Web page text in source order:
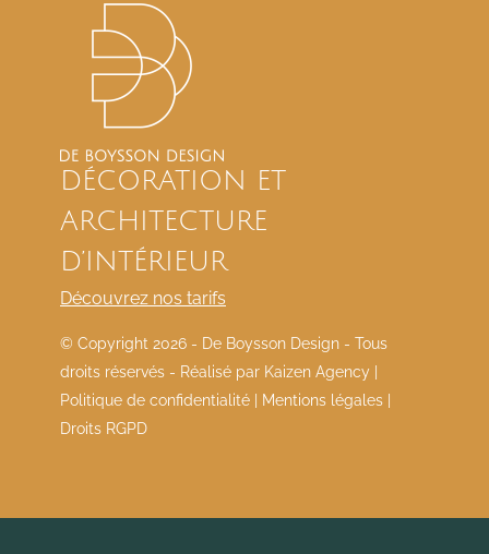
DÉCORATION ET
ARCHITECTURE
D’INTÉRIEUR
Découvrez nos tarifs
© Copyright 2026 - De Boysson Design - Tous
droits réservés - Réalisé par Kaizen Agency
Politique de confidentialité
Mentions légales
Droits RGPD